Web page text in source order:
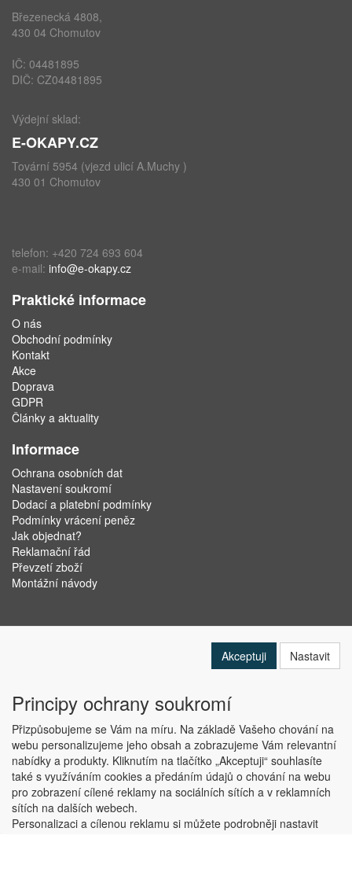
Březenecká 4808,
430 04 Chomutov
IČ: 04481895
DIČ: CZ04481895
Výdejní sklad:
E-OKAPY.CZ
Tovární 5954 (vjezd ulicí A.Muchy )
430 01 Chomutov
telefon: +420 724 693 604
e-mail: info@e-okapy.cz
Praktické informace
O nás
Obchodní podmínky
Kontakt
Akce
Doprava
GDPR
Články a aktuality
Informace
Ochrana osobních dat
Nastavení soukromí
Dodací a platební podmínky
Podmínky vrácení peněz
Jak objednat?
Reklamační řád
Převzetí zboží
Montážní návody
Copyright © ABRA Software a.s. 2019
Akceptuji Nastavit
Principy ochrany soukromí
Přizpůsobujeme se Vám na míru. Na základě Vašeho chování na
webu personalizujeme jeho obsah a zobrazujeme Vám relevantní
nabídky a produkty. Kliknutím na tlačítko „Akceptuji“ souhlasíte
také s využíváním cookies a předáním údajů o chování na webu
pro zobrazení cílené reklamy na sociálních sítích a v reklamních
sítích na dalších webech.
Personalizaci a cílenou reklamu si můžete podrobněji nastavit